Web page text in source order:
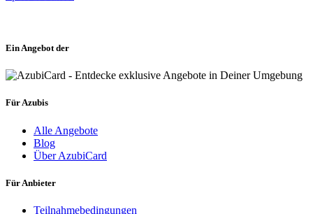
Ein Angebot der
Für Azubis
Alle Angebote
Blog
Über AzubiCard
Für Anbieter
Teilnahmebedingungen